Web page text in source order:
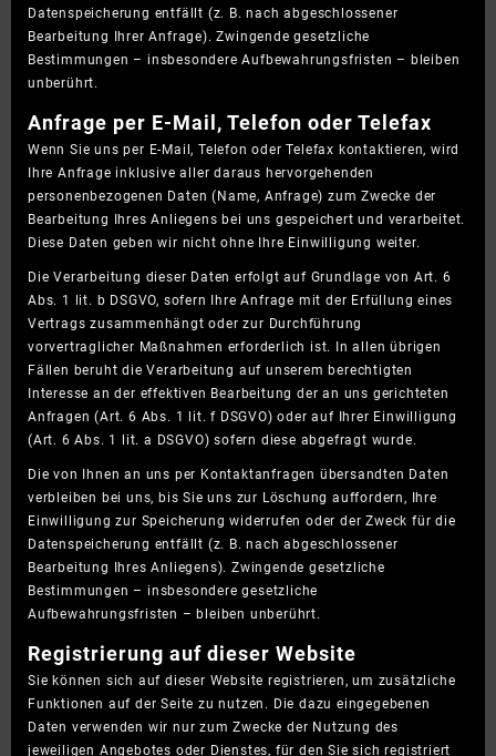
Datenspeicherung entfällt (z. B. nach abgeschlossener
Bearbeitung Ihrer Anfrage). Zwingende gesetzliche
Bestimmungen – insbesondere Aufbewahrungsfristen – bleiben
unberührt.
Anfrage per E-Mail, Telefon oder Telefax
Wenn Sie uns per E-Mail, Telefon oder Telefax kontaktieren, wird
Ihre Anfrage inklusive aller daraus hervorgehenden
personenbezogenen Daten (Name, Anfrage) zum Zwecke der
Bearbeitung Ihres Anliegens bei uns gespeichert und verarbeitet.
Diese Daten geben wir nicht ohne Ihre Einwilligung weiter.
Die Verarbeitung dieser Daten erfolgt auf Grundlage von Art. 6
Abs. 1 lit. b DSGVO, sofern Ihre Anfrage mit der Erfüllung eines
Vertrags zusammenhängt oder zur Durchführung
vorvertraglicher Maßnahmen erforderlich ist. In allen übrigen
Fällen beruht die Verarbeitung auf unserem berechtigten
Interesse an der effektiven Bearbeitung der an uns gerichteten
Anfragen (Art. 6 Abs. 1 lit. f DSGVO) oder auf Ihrer Einwilligung
(Art. 6 Abs. 1 lit. a DSGVO) sofern diese abgefragt wurde.
Die von Ihnen an uns per Kontaktanfragen übersandten Daten
verbleiben bei uns, bis Sie uns zur Löschung auffordern, Ihre
Einwilligung zur Speicherung widerrufen oder der Zweck für die
Datenspeicherung entfällt (z. B. nach abgeschlossener
Bearbeitung Ihres Anliegens). Zwingende gesetzliche
Bestimmungen – insbesondere gesetzliche
Aufbewahrungsfristen – bleiben unberührt.
Registrierung auf dieser Website
Sie können sich auf dieser Website registrieren, um zusätzliche
Funktionen auf der Seite zu nutzen. Die dazu eingegebenen
Daten verwenden wir nur zum Zwecke der Nutzung des
jeweiligen Angebotes oder Dienstes, für den Sie sich registriert